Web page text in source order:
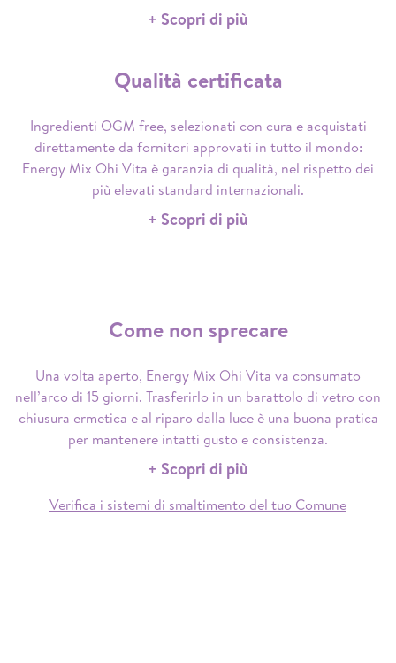
+ Scopri di più
Come non sprecare
Una volta aperto, Energy Mix Ohi Vita va consumato
nell’arco di 15 giorni. Trasferirlo in un barattolo di vetro con
chiusura ermetica e al riparo dalla luce è una buona pratica
per mantenere intatti gusto e consistenza.
+ Scopri di più
Verifica i sistemi di smaltimento del tuo Comune
Qualità certificata
Ingredienti OGM free, selezionati con cura e acquistati
direttamente da fornitori approvati in tutto il mondo:
Energy Mix Ohi Vita è garanzia di qualità, nel rispetto dei
più elevati standard internazionali.
+ Scopri di più